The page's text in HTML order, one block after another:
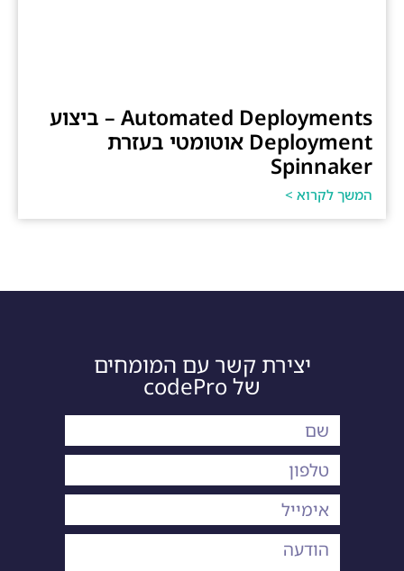
Automated Deployments – ביצוע
Deployment אוטומטי בעזרת
Spinnaker
המשך לקרוא >
יצירת קשר עם המומחים
של codePro